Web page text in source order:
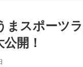
まスポーツ
開！